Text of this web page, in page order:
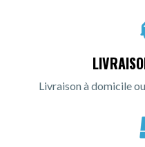
Livraison à domicile